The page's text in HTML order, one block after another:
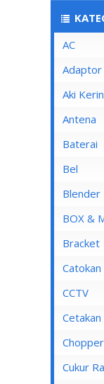
AC
Adaptor
Aki
Antena
Baterai
Bel
Blender
Blender
Blender
Blender
Blender
Blender
BOX &
MCB
MCB 1
MCB 2
MCB 3
MCB 4
Bracket
Catokan
CCTV
DVR
Cetakan
Chopper
Cukur